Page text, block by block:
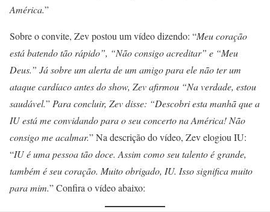
América.”
Sobre o convite, Zev postou um vídeo dizendo: “Meu coração
está batendo tão rápido”, “Não consigo acreditar” e “Meu
Deus.” Já sobre um alerta de um amigo para ele não ter um
ataque cardíaco antes do show, Zev afirmou “Na verdade, estou
saudável.”Para concluir, Zev disse: “Descobri esta manhã que a
IU está me convidando para o seu concerto na América! Não
consigo me acalmar.” Na descrição do vídeo, Zev elogiou IU:
“IU é uma pessoa tão doce. Assim como seu talento é grande,
também é seu coração. Muito obrigado, IU. Isso significa muito
para mim.” Confira o vídeo abaixo: